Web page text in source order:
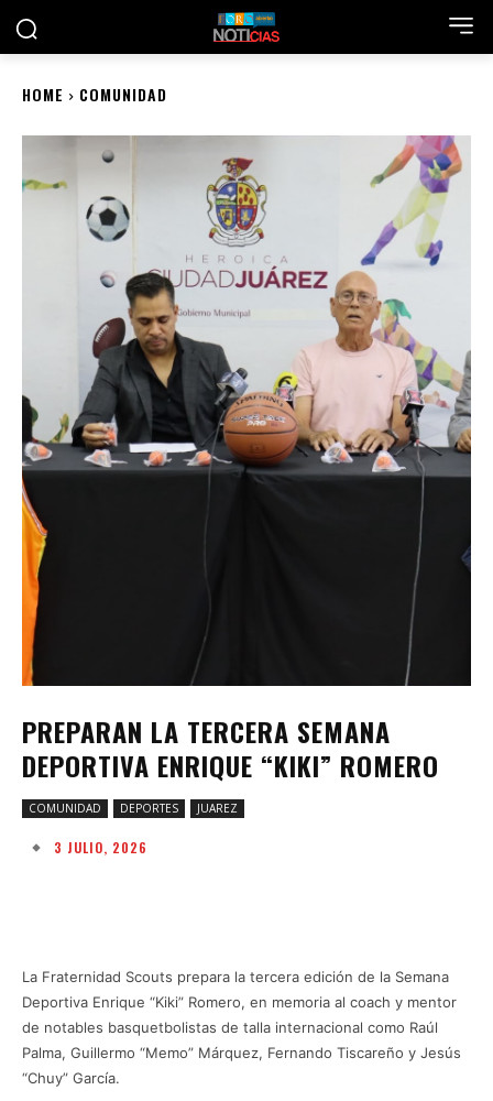
HOME COMUNIDAD
PREPARAN LA TERCERA SEMANA
DEPORTIVA ENRIQUE “KIKI” ROMERO
COMUNIDAD DEPORTES JUAREZ
3 JULIO, 2026
La Fraternidad Scouts prepara la tercera edición de la Semana
Deportiva Enrique “Kiki” Romero, en memoria al coach y mentor
de notables basquetbolistas de talla internacional como Raúl
Palma, Guillermo “Memo” Márquez, Fernando Tiscareño y Jesús
“Chuy” García.